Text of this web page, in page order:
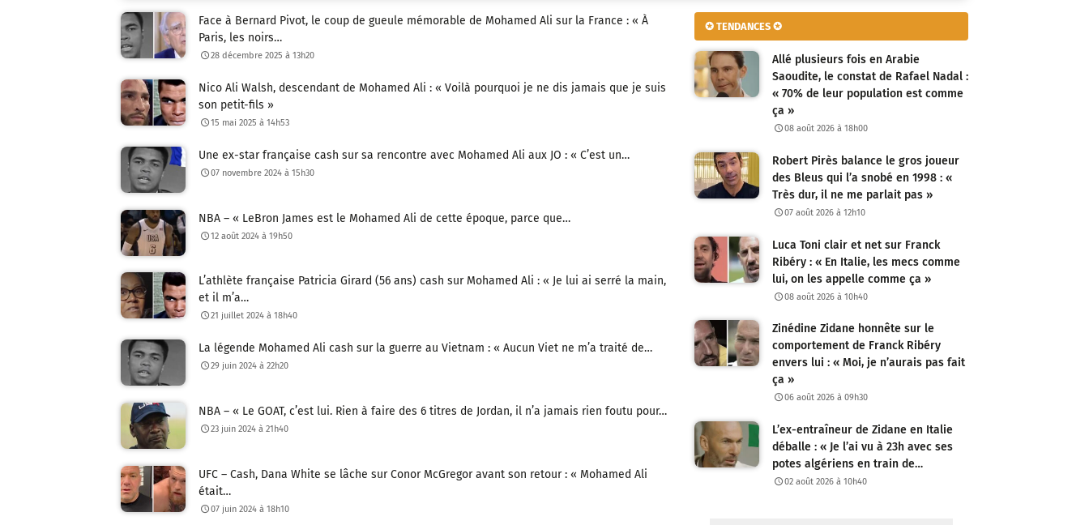
Face à Bernard Pivot, le coup de gueule mémorable de Mohamed Ali sur la France : « À
Paris, les noirs…
28 décembre 2025 à 13h20
Nico Ali Walsh, descendant de Mohamed Ali : « Voilà pourquoi je ne dis jamais que je suis
son petit-fils »
15 mai 2025 à 14h53
Une ex-star française cash sur sa rencontre avec Mohamed Ali aux JO : « C’est un…
07 novembre 2024 à 15h30
NBA – « LeBron James est le Mohamed Ali de cette époque, parce que…
12 août 2024 à 19h50
L’athlète française Patricia Girard (56 ans) cash sur Mohamed Ali : « Je lui ai serré la main,
et il m’a…
21 juillet 2024 à 18h40
La légende Mohamed Ali cash sur la guerre au Vietnam : « Aucun Viet ne m’a traité de…
29 juin 2024 à 22h20
NBA – « Le GOAT, c’est lui. Rien à faire des 6 titres de Jordan, il n’a jamais rien foutu pour…
23 juin 2024 à 21h40
UFC – Cash, Dana White se lâche sur Conor McGregor avant son retour : « Mohamed Ali
était…
07 juin 2024 à 18h10
✪ TENDANCES ✪
Allé plusieurs fois en Arabie
Saoudite, le constat de Rafael Nadal :
« 70% de leur population est comme
ça »
08 août 2026 à 18h00
Robert Pirès balance le gros joueur
des Bleus qui l’a snobé en 1998 : «
Très dur, il ne me parlait pas »
07 août 2026 à 12h10
Luca Toni clair et net sur Franck
Ribéry : « En Italie, les mecs comme
lui, on les appelle comme ça »
08 août 2026 à 10h40
Zinédine Zidane honnête sur le
comportement de Franck Ribéry
envers lui : « Moi, je n’aurais pas fait
ça »
06 août 2026 à 09h30
L’ex-entraîneur de Zidane en Italie
déballe : « Je l’ai vu à 23h avec ses
potes algériens en train de…
02 août 2026 à 10h40